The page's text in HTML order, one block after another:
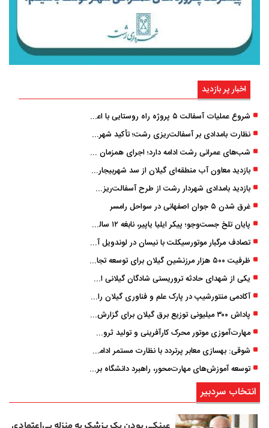
اخبار پر بازدید
شروع عملیات آسفالت ۵ پروژه راه ‌روستایی با اعتبار ۳۷۰ میلیاردی در گیلان
نظارت بامدادی بر آسفالت‌ریزی رشت؛ تأکید شهردار و بازرس کل بر کیفیت اجرای پروژه‌ها
شب‌های عمرانی رشت ادامه دارد؛ اجرای همزمان آسفالت‌ریزی در پنج منطقه شهری
بازدید معاون آب منطقه‌ای گیلان از سد شهربیجار برای تداوم تأمین آب شرب استان
بازدید بامدادی شهردار رشت از طرح آسفالت‌ریزی گسترده در مناطق پنج‌گانه
غرق شدن ۵ جوان اصفهانی در سواحل رامسر
پایان تلخ جست‌وجو؛ پیکر ایلیا یاپیر، نابغه ۱۲ ساله لاهیجانی پیدا شد
تصادف مرگبار موتورسیکلت با نیسان در لوندویل آستارا/ انتقال مصدوم با اورژانس هوایی به رشت
ظرفیت ۵۰۰ هزار مرزنشین گیلان برای توسعه تجارت فعال می‌شود
یکی از شهدای حادثه تروریستی شادگان گیلانی است/ شهادت «سینا سیاه‌ نژاد» در درگیری با اشرار مسلح
آکادمی منتورشیپ در پارک علم و فناوری گیلان راه‌اندازی شد
پاداش ۳۰۰ میلیونی توزیع برق گیلان برای گزارش ماینرهای غیرمجاز
مهارت‌آموزی موتور محرک کارآفرینی و تولید ثروت است
شوقی: بهسازی معابر پرتردد با نظارت مستمر ادامه دارد
توسعه آموزش‌های مهارت‌محور، راهبرد دانشگاه برای تربیت نیروی متخصص است
انتخاب سردبیر